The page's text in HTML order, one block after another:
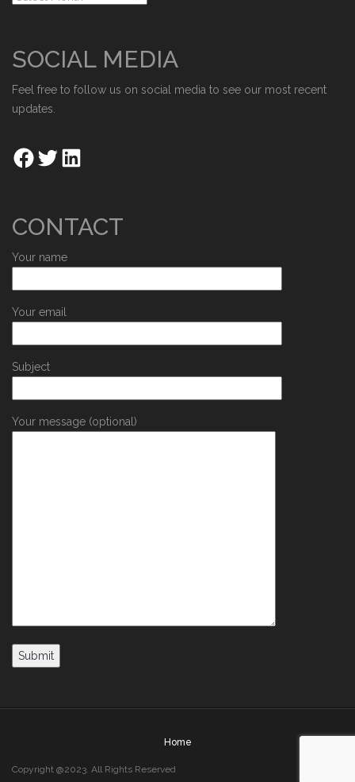
SOCIAL MEDIA
Feel free to follow us on social media to see our most recent
updates.
CONTACT
Your name
Your email
Subject
Your message (optional)
Home
Copyright @2023. All Rights Reserved